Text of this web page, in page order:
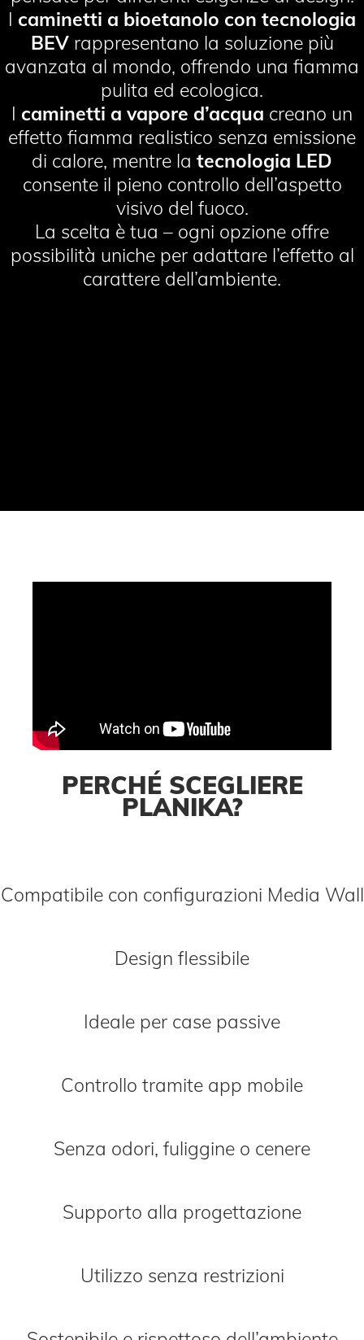
I caminetti a bioetanolo con tecnologia
BEVrappresentano la soluzione più
avanzata al mondo, offrendo una fiamma
pulita ed ecologica.
I caminetti a vapore d’acqua creano un
effetto fiamma realistico senza emissione
di calore, mentre la tecnologia LED
consente il pieno controllo dell’aspetto
visivo del fuoco.
La scelta è tua – ogni opzione offre
possibilità uniche per adattare l’effetto al
carattere dell’ambiente.
PERCHÉ SCEGLIERE
PLANIKA?
Compatibile con configurazioni Media Wall
Design flessibile
Ideale per case passive
Controllo tramite app mobile
Senza odori, fuliggine o cenere
Supporto alla progettazione
Utilizzo senza restrizioni